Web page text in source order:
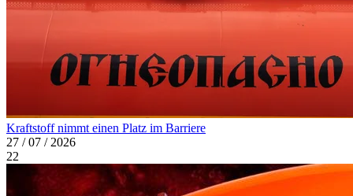
Kraftstoff nimmt einen Platz im Barriere
27 / 07 / 2026
22